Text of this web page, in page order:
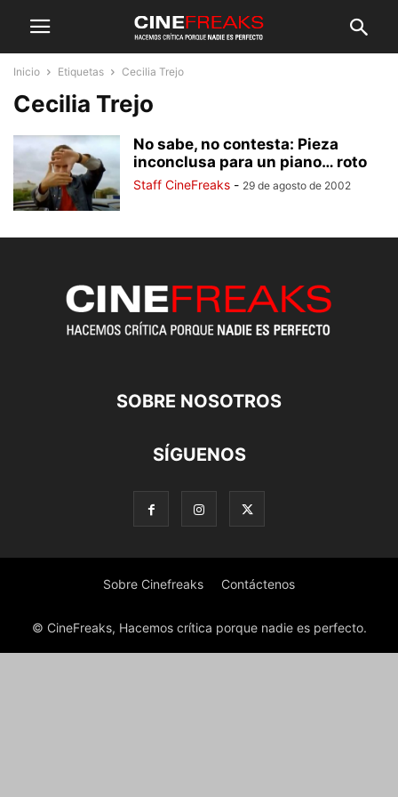
Inicio Etiquetas Cecilia Trejo
Cecilia Trejo
No sabe, no contesta: Pieza
inconclusa para un piano… roto
Staff CineFreaks - 29 de agosto de 2002
SOBRE NOSOTROS
SÍGUENOS
Sobre Cinefreaks Contáctenos
© CineFreaks, Hacemos crítica porque nadie es perfecto.